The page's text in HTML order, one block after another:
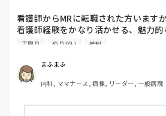
看護師からMRに転職された方います
看護師経験をかなり活かせる、魅力
ります。
転職後の勤務状況や給料面、ワーク
経験談をお聞きしたいです。お願いし
手取り やりがい 給料
まふまふ
内科, ママナース, 病棟, リーダー, 一般病院